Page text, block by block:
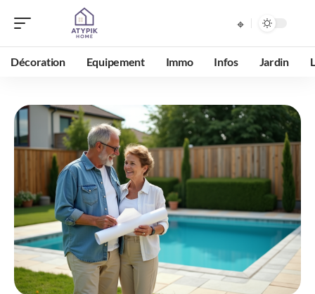
Décoration Equipement Immo Infos Jardin